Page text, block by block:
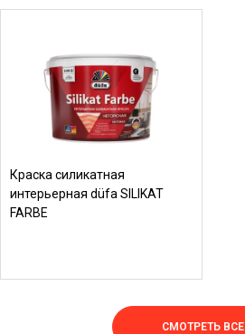
Краска силикатная
интерьерная düfa SILIKAT
FARBE
СМОТРЕТЬ ВСЕ